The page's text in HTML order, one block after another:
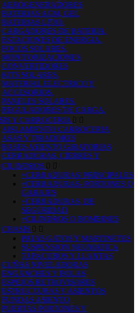
AEROGENERADORES
BATERIAS AGM, GEL
BATERIAS LITIO.
CARGADORES DE BATERIA.
ESTACIONES DE ENERGIA.
FOCOS SOLARES.
MONITORIZACIONES
CONVERTIDORES
KITS SOLARES.
MATERIAL ELECTRICO Y
ACCESORIOS.
PANELES SOLARES.
REGULADORES DE CARGA.
Y CARROCERIA  
AISLAMIENTO CARROCERIA
ASAS Y TIRADORES
BASES ASIENTO GIRATORIAS
CERRADURAS, CIERRES Y
CILINDROS  
+CERRADURAS/ PRINCIPALES
+CERRADURAS- PORTONES O
GARAJES
+CERRADURAS, DE
SEGURIDAD
+CILINDROS O BOMBINES
CHASIS  
PATAS GATOS Y MARTINETES
SUSPENSION NEUMATICA
TAPACUBOS Y LLANTAS
CUÑAS NIVELADORAS
ENGANCHES Y BOLAS
ESPEJOS RETROVISORES
ESTRUCTURAS Y ASIENTOS
FUNDAS ASIENTO
PUERTAS PORTONES Y